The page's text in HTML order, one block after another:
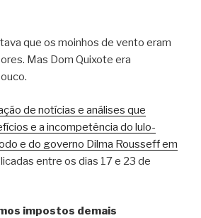
que os moinhos de vento eram
Mas Dom Quixote era
de notícias e análises que
e a incompetência do lulo-
e do governo Dilma Rousseff em
entre os dias 17 e 23 de
impostos demais